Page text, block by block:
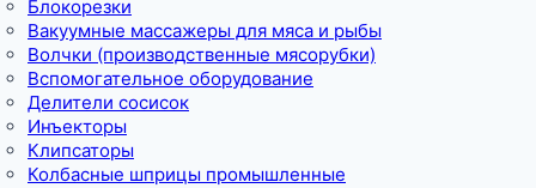
Блокорезки
Вакуумные массажеры для мяса и рыбы
Волчки (производственные мясорубки)
Вспомогательное оборудование
Делители сосисок
Инъекторы
Клипсаторы
Колбасные шприцы промышленные